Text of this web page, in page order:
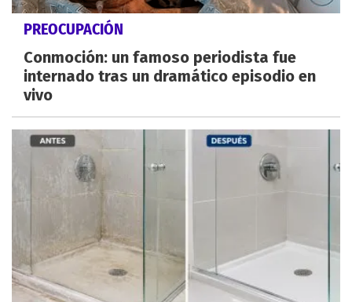
PREOCUPACIÓN
Conmoción: un famoso periodista fue
internado tras un dramático episodio en
vivo